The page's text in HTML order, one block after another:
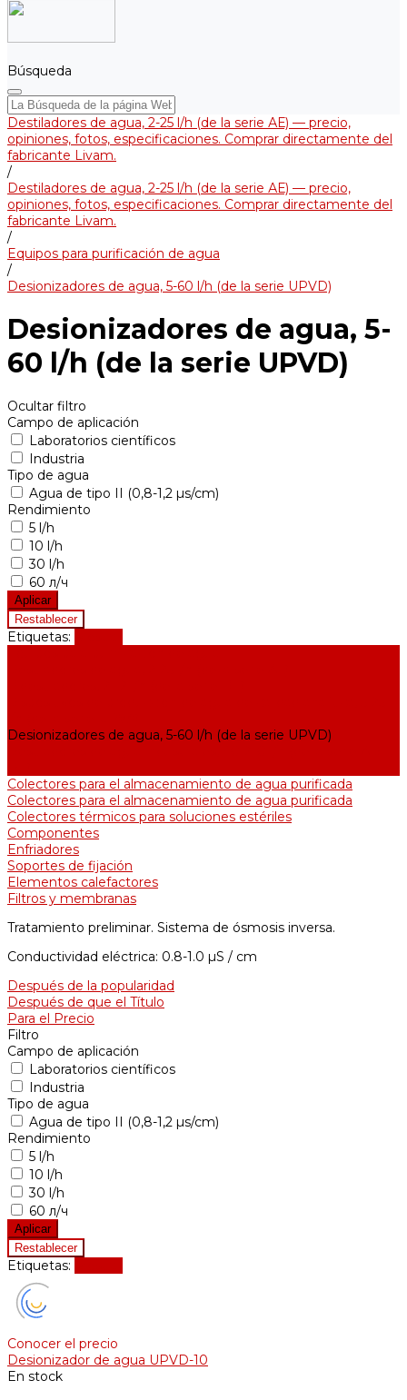
Búsqueda
Destiladores de agua, 2-25 l/h (de la serie АЕ) — precio,
opiniones, fotos, especificaciones. Comprar directamente del
fabricante Livam.
/
Destiladores de agua, 2-25 l/h (de la serie АЕ) — precio,
opiniones, fotos, especificaciones. Comprar directamente del
fabricante Livam.
/
Equipos para purificación de agua
/
Desionizadores de agua, 5-60 l/h (de la serie UPVD)
Desionizadores de agua, 5-
60 l/h (de la serie UPVD)
Ocultar filtro
Campo de aplicación
Laboratorios científicos
Industria
Tipo de agua
Agua de tipo II (0,8-1,2 µs/cm)
Rendimiento
5 l/h
10 l/h
30 l/h
60 л/ч
Etiquetas:
Desionizadores de agua, 5-60 l/h (de la serie UPVD)
Colectores para el almacenamiento de agua purificada
Colectores para el almacenamiento de agua purificada
Colectores térmicos para soluciones estériles
Componentes
Enfriadores
Soportes de fijación
Elementos calefactores
Filtros y membranas
Tratamiento preliminar. Sistema de ósmosis inversa.
Conductividad eléctrica: 0.8-1.0 µS / cm
Después de la popularidad
Después de que el Título
Para el Precio
Filtro
Campo de aplicación
Laboratorios científicos
Industria
Tipo de agua
Agua de tipo II (0,8-1,2 µs/cm)
Rendimiento
5 l/h
10 l/h
30 l/h
60 л/ч
Etiquetas:
Conocer el precio
Desionizador de agua UPVD-10
En stock